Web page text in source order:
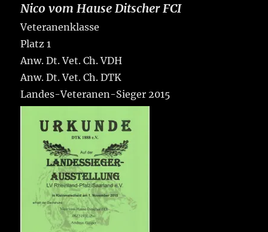
Nico vom Hause Ditscher FCI
Veteranenklasse
Platz 1
Anw. Dt. Vet. Ch. VDH
Anw. Dt. Vet. Ch. DTK
Landes-Veteranen-Sieger 2015